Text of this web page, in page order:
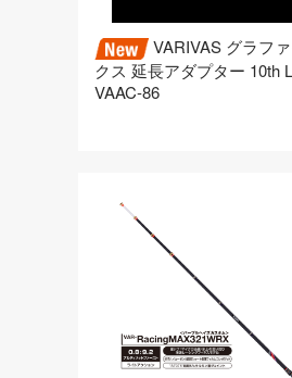
VARIVAS グラフ
クス 延長アダプター 10th
VAAC-86